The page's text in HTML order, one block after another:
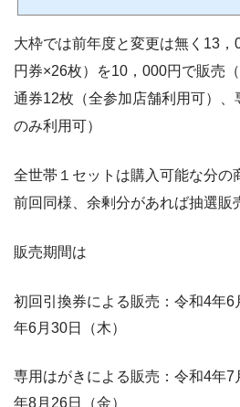
券の発送は7月下旬、販売期間は令和3年8
大枠では前年度と変更は無く13
円券×26枚）を10，000円で販売
通券12枚（全参加店舗利用可）
のみ利用可）
全世帯１セットは購入可能な分の
前回同様、余剰分があれば抽選販
販売期間は
初回引換券による販売：令和4年
年6月30日（木）
専用はがきによる販売：令和4年
年8月26日（金）